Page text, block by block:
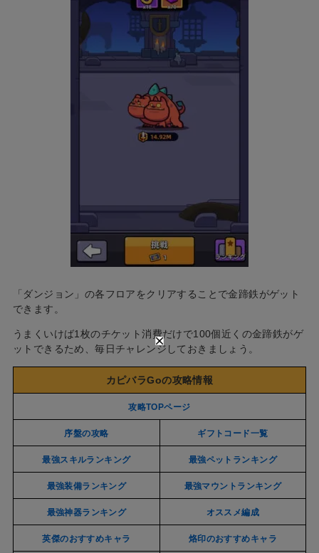
「ダンジョン」の各フロアをクリアすることで金蹄鉄がゲット
できます。
うまくいけば1枚のチケット消費だけで100個近くの金蹄鉄がゲ
ットできるため、毎日チャレンジしておきましょう。
カピバラGoの攻略情報
攻略TOPページ
序盤の攻略 ギフトコード一覧
最強スキルランキング 最強ペットランキング
最強装備ランキング 最強マウントランキング
最強神器ランキング オススメ編成
英傑のおすすめキャラ 烙印のおすすめキャラ